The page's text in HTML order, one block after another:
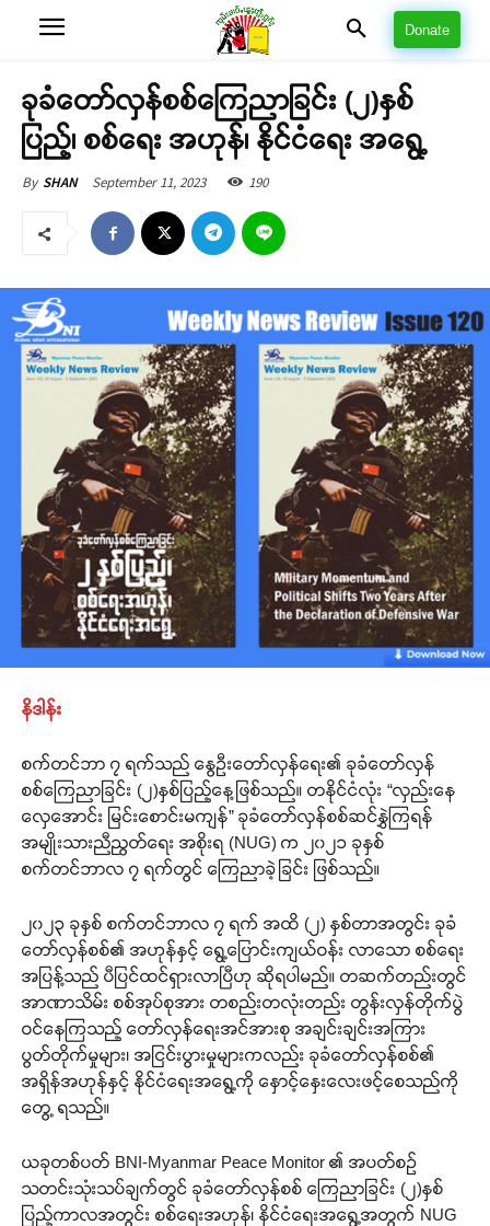
Donate
ခုခံတော်လှန်စစ်ကြေညာခြင်း (၂)နှစ်
ပြည့်၊ စစ်ရေး အဟုန်၊ နိုင်ငံရေး အရွေ့
By SHAN September 11, 2023 190
နိဒါန်း
စက်တင်ဘာ ၇ ရက်သည် နွေဦးတော်လှန်ရေး၏ ခုခံတော်လှန်
စစ်ကြေညာခြင်း (၂)နှစ်ပြည့်နေ့ဖြစ်သည်။ တနိုင်ငံလုံး “လှည်းနေ
လှေအောင်း မြင်းစောင်းမကျန်” ခုခံတော်လှန်စစ်ဆင်နွှဲကြရန်
အမျိုးသားညီညွတ်ရေး အစိုးရ (NUG) က ၂၀၂၁ ခုနှစ်
စက်တင်ဘာလ ၇ ရက်တွင် ကြေညာခဲ့ခြင်း ဖြစ်သည်။
၂၀၂၃ ခုနှစ် စက်တင်ဘာလ ၇ ရက် အထိ (၂) နှစ်တာအတွင်း ခုခံ
တော်လှန်စစ်၏ အဟုန်နှင့် ရွေ့ပြောင်းကျယ်ဝန်း လာသော စစ်ရေး
အပြန့်သည် ပီပြင်ထင်ရှားလာပြီဟု ဆိုရပါမည်။ တဆက်တည်းတွင်
အာဏာသိမ်း စစ်အုပ်စုအား တစည်းတလုံးတည်း တွန်းလှန်တိုက်ပွဲ
ဝင်နေကြသည့် တော်လှန်ရေးအင်အားစု အချင်းချင်းအကြား
ပွတ်တိုက်မှုများ၊ အငြင်းပွားမှုများကလည်း ခုခံတော်လှန်စစ်၏
အရှိန်အဟုန်နှင့် နိုင်ငံရေးအရွေ့ကို နှောင့်နှေးလေးဖင့်စေသည်ကို
တွေ့ ရသည်။
ယခုတစ်ပတ် BNI-Myanmar Peace Monitor ၏ အပတ်စဉ်
သတင်းသုံးသပ်ချက်တွင် ခုခံတော်လှန်စစ် ကြေညာခြင်း (၂)နှစ်
ပြည့်ကာလအတွင်း စစ်ရေးအဟုန်၊ နိုင်ငံရေးအရွေ့အတွက် NUG